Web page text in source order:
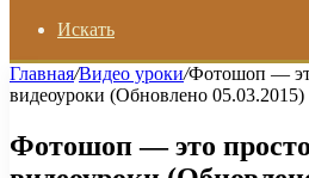
Искать
Главная/Видео уроки/Фотошоп —
видеоуроки (Обновлено 05.03.2015)
Фотошоп — это